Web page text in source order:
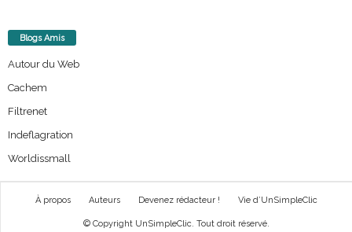
Blogs Amis
Autour du Web
Cachem
Filtrenet
Indeflagration
Worldissmall
À propos Auteurs Devenez rédacteur ! Vie d’UnSimpleClic
© Copyright UnSimpleClic. Tout droit réservé.